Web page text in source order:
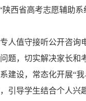
西省高考志愿辅助
人值守接听公开咨询
题，切实解决家长和
建设，常态化开展“
引导学生结合个人兴